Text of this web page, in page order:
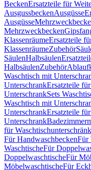
BeckenErsatzteile für
AusgussbeckenAusgüsse
Ausgüsse
Mehrzweckbecken
KlassenräumeErsatzteile
KlassenräumeZubehör
SäulenHalbsäulen
HalbsäulenZubehör
Waschtisch mit
UnterschrankErsatzteile
UnterschrankSets
Waschtisch mit
UnterschrankErsatzteile
Unterschrank
für
Für HandwaschbeckenFür
WaschtischeFür
DoppelwaschtischeFür
MöbelwaschtischeFür